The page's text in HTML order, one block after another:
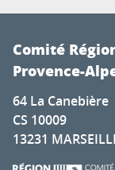
Comité
Provence-
64 La Canebière
CS 10009
13231